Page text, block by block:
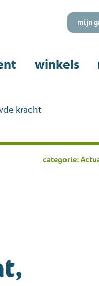
mijn
winkels
kracht
categorie: